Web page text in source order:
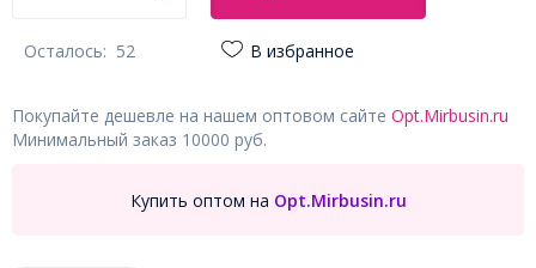
Осталось: 52 В избранное
Покупайте дешевле на нашем оптовом сайте Opt.Mirbusin.ru
Минимальный заказ 10000 руб.
Купить оптом на Opt.Mirbusin.ru